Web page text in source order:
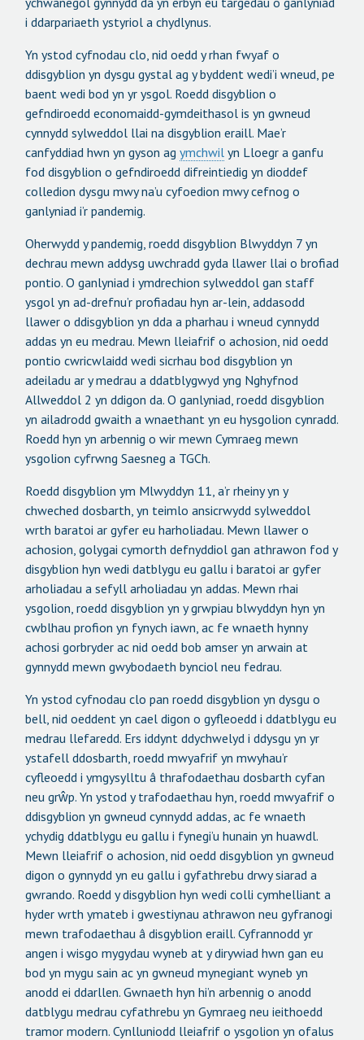
i ddarpariaeth ystyriol a chydlynus.
Yn ystod cyfnodau clo, nid oedd y rhan fwyaf o
ddisgyblion yn dysgu gystal ag y byddent wedi’i wneud, pe
baent wedi bod yn yr ysgol. Roedd disgyblion o
gefndiroedd economaidd-gymdeithasol is yn gwneud
cynnydd sylweddol llai na disgyblion eraill. Mae’r
canfyddiad hwn yn gyson ag ymchwilyn Lloegr a ganfu
fod disgyblion o gefndiroedd difreintiedig yn dioddef
colledion dysgu mwy na’u cyfoedion mwy cefnog o
ganlyniad i’r pandemig.
Oherwydd y pandemig, roedd disgyblion Blwyddyn 7 yn
dechrau mewn addysg uwchradd gyda llawer llai o brofiad
pontio. O ganlyniad i ymdrechion sylweddol gan staff
ysgol yn ad-drefnu’r profiadau hyn ar-lein, addasodd
llawer o ddisgyblion yn dda a pharhau i wneud cynnydd
addas yn eu medrau. Mewn lleiafrif o achosion, nid oedd
pontio cwricwlaidd wedi sicrhau bod disgyblion yn
adeiladu ar y medrau a ddatblygwyd yng Nghyfnod
Allweddol 2 yn ddigon da. O ganlyniad, roedd disgyblion
yn ailadrodd gwaith a wnaethant yn eu hysgolion cynradd.
Roedd hyn yn arbennig o wir mewn Cymraeg mewn
ysgolion cyfrwng Saesneg a TGCh.
Roedd disgyblion ym Mlwyddyn 11, a’r rheiny yn y
chweched dosbarth, yn teimlo ansicrwydd sylweddol
wrth baratoi ar gyfer eu harholiadau. Mewn llawer o
achosion, golygai cymorth defnyddiol gan athrawon fod y
disgyblion hyn wedi datblygu eu gallu i baratoi ar gyfer
arholiadau a sefyll arholiadau yn addas. Mewn rhai
ysgolion, roedd disgyblion yn y grwpiau blwyddyn hyn yn
cwblhau profion yn fynych iawn, ac fe wnaeth hynny
achosi gorbryder ac nid oedd bob amser yn arwain at
gynnydd mewn gwybodaeth bynciol neu fedrau.
Yn ystod cyfnodau clo pan roedd disgyblion yn dysgu o
bell, nid oeddent yn cael digon o gyfleoedd i ddatblygu eu
medrau llefaredd. Ers iddynt ddychwelyd i ddysgu yn yr
ystafell ddosbarth, roedd mwyafrif yn mwyhau’r
cyfleoedd i ymgysylltu â thrafodaethau dosbarth cyfan
neu grŵp. Yn ystod y trafodaethau hyn, roedd mwyafrif o
ddisgyblion yn gwneud cynnydd addas, ac fe wnaeth
ychydig ddatblygu eu gallu i fynegi’u hunain yn huawdl.
Mewn lleiafrif o achosion, nid oedd disgyblion yn gwneud
digon o gynnydd yn eu gallu i gyfathrebu drwy siarad a
gwrando. Roedd y disgyblion hyn wedi colli cymhelliant a
hyder wrth ymateb i gwestiynau athrawon neu gyfranogi
mewn trafodaethau â disgyblion eraill. Cyfrannodd yr
angen i wisgo mygydau wyneb at y dirywiad hwn gan eu
bod yn mygu sain ac yn gwneud mynegiant wyneb yn
anodd ei ddarllen. Gwnaeth hyn hi’n arbennig o anodd
datblygu medrau cyfathrebu yn Gymraeg neu ieithoedd
tramor modern. Cynlluniodd lleiafrif o ysgolion yn ofalus